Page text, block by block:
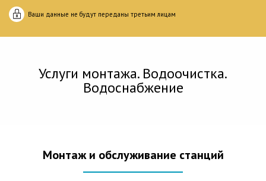
Ваши данные не будут переданы третьим лицам
Услуги монтажа. Водоочистка.
Водоснабжение
Монтаж и обслуживание станций